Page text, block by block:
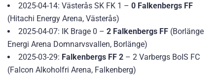
2025-04-14: Västerås SK FK 1 – 0 Falkenbergs FF
(Hitachi Energy Arena, Västerås)
2025-04-07: IK Brage 0 – 2 Falkenbergs FF (Borlänge
Energi Arena Domnarvsvallen, Borlänge)
2025-03-29: Falkenbergs FF 2 – 2 Varbergs BoIS FC
(Falcon Alkoholfri Arena, Falkenberg)